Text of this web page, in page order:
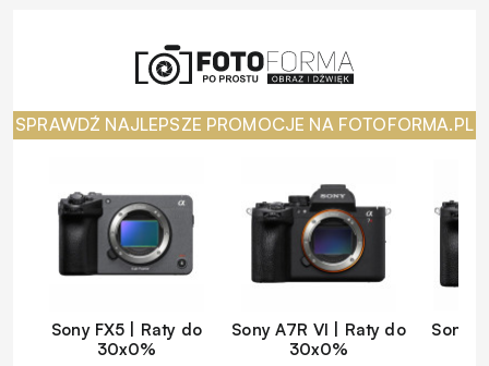
SPRAWDŹ NAJLEPSZE PROMOCJE NA FOTOFORMA.PL
Sony FX5 | Raty do
30x0%
Sony A7R VI | Raty do
30x0%
Sony